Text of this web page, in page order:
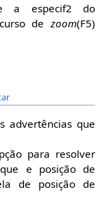
a especif2 do
dezoom(F5)
advertências que
para resolver
e posição de
de posição de